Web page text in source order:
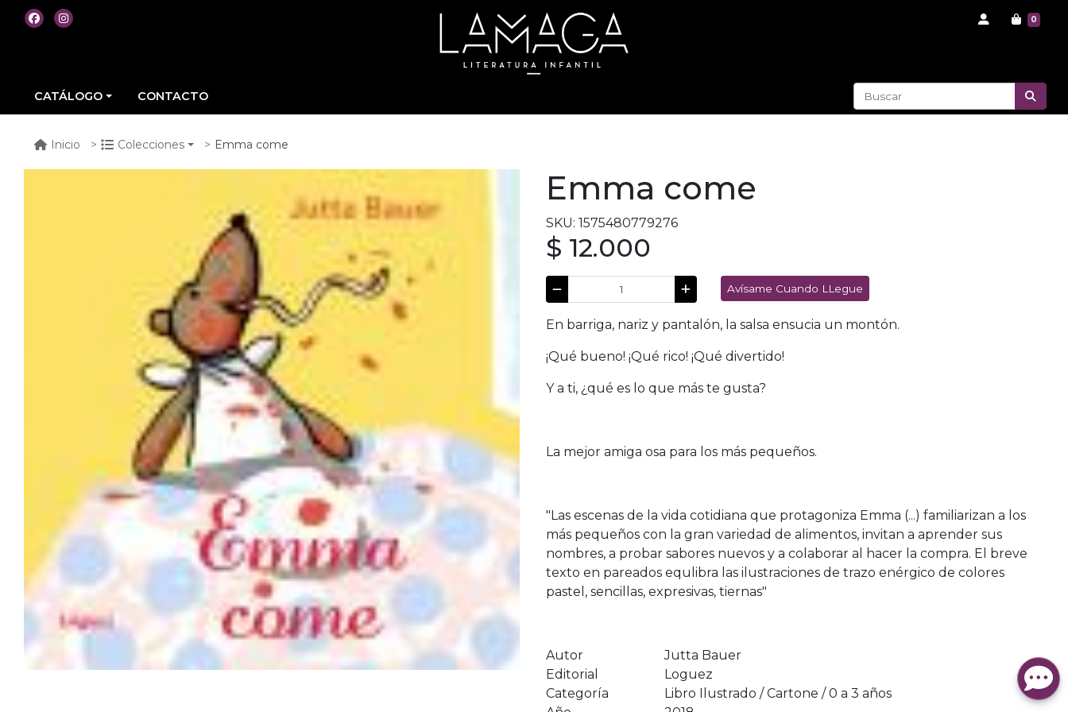
0
CATÁLOGO CONTACTO
Inicio Colecciones Emma come
Emma come
SKU: 1575480779276
$ 12.000
Avísame Cuando LLegue
En barriga, nariz y pantalón, la salsa ensucia un montón.
¡Qué bueno! ¡Qué rico! ¡Qué divertido!
Y a ti, ¿qué es lo que más te gusta?
La mejor amiga osa para los más pequeños.
"Las escenas de la vida cotidiana que protagoniza Emma (...) familiarizan a los
más pequeños con la gran variedad de alimentos, invitan a aprender sus
nombres, a probar sabores nuevos y a colaborar al hacer la compra. El breve
texto en pareados equlibra las ilustraciones de trazo enérgico de colores
pastel, sencillas, expresivas, tiernas"
Autor
Jutta Bauer
Editorial
Loguez
Categoría
Libro Ilustrado / Cartone / 0 a 3 años